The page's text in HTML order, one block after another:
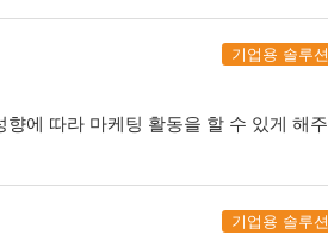
기업용 솔루션
에 따라 마케팅 활동을 할 수 있게 해주
기업용 솔루션